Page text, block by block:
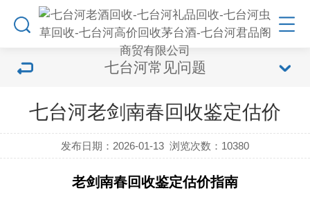
七台河常见问题
七台河老剑南春回收鉴定估价
发布日期：2026-01-13 浏览次数： 10380
老剑南春回收鉴定估价指南